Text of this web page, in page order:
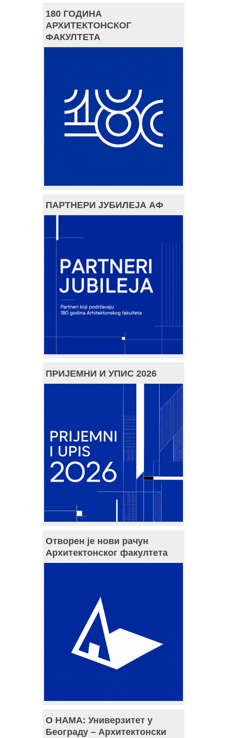
180 ГОДИНА
АРХИТЕКТОНСКОГ
ФАКУЛТЕТА
ПАРТНЕРИ ЈУБИЛЕЈА АФ
ПРИЈЕМНИ И УПИС 2026
Отворен је нови рачун
Архитектонског факултета
О НАМА: Универзитет у
Београду – Архитектонски